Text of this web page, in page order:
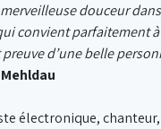
douceur
convient parfaitement
d’une belle
électronique, chanteur,